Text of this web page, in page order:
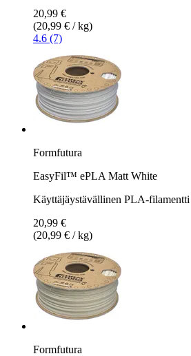
20,99 €
(20,99 € / kg)
4.6 (7)
Formfutura
EasyFil™ ePLA Matt White
Käyttäjäystävällinen PLA-filamentti
20,99 €
(20,99 € / kg)
Formfutura